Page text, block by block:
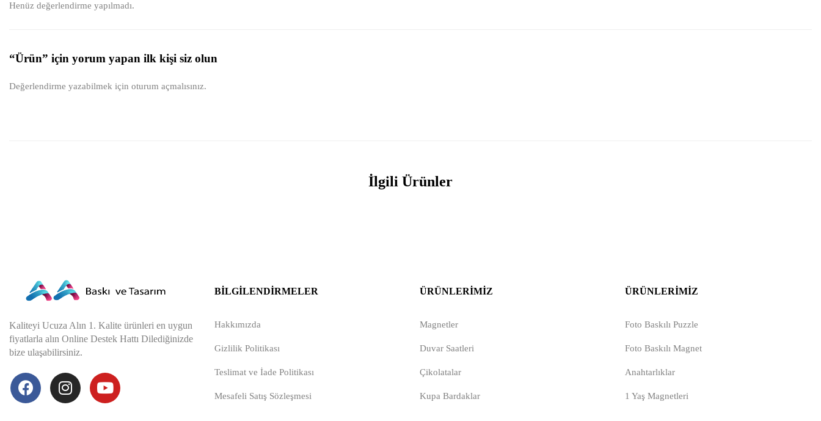
Henüz değerlendirme yapılmadı.
“Ürün” için yorum yapan ilk kişi siz olun
Değerlendirme yazabilmek için oturum açmalısınız.
İlgili Ürünler
Kaliteyi Ucuza Alın 1. Kalite ürünleri en uygun
fiyatlarla alın Online Destek Hattı Dilediğinizde
bize ulaşabilirsiniz.
BILGILENDIRMELER
Hakkımızda
Gizlilik Politikası
Teslimat ve İade Politikası
Mesafeli Satış Sözleşmesi
ÜRÜNLERIMIZ
Magnetler
Duvar Saatleri
Çikolatalar
Kupa Bardaklar
ÜRÜNLERIMIZ
Foto Baskılı Puzzle
Foto Baskılı Magnet
Anahtarlıklar
1 Yaş Magnetleri